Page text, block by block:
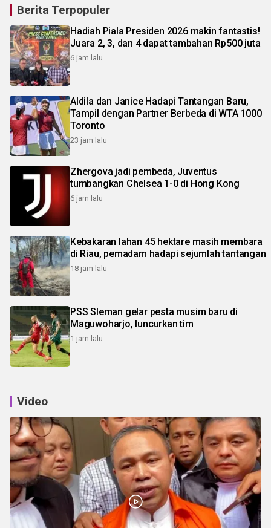
Berita Terpopuler
Hadiah Piala Presiden 2026 makin fantastis!
Juara 2, 3, dan 4 dapat tambahan Rp500 juta
6 jam lalu
Aldila dan Janice Hadapi Tantangan Baru,
Tampil dengan Partner Berbeda di WTA 1000
Toronto
23 jam lalu
Zhergova jadi pembeda, Juventus
tumbangkan Chelsea 1-0 di Hong Kong
6 jam lalu
Kebakaran lahan 45 hektare masih membara
di Riau, pemadam hadapi sejumlah tantangan
18 jam lalu
PSS Sleman gelar pesta musim baru di
Maguwoharjo, luncurkan tim
1 jam lalu
Video